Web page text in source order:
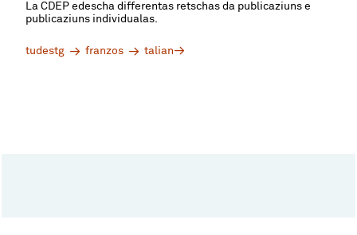
La CDEP edescha differentas retschas da publicaziuns e
publicaziuns individualas.
tudestg franzos talian